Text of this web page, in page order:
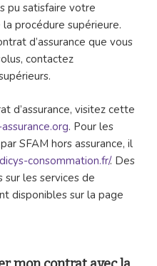
pu satisfaire votre
procédure supérieure.
d’assurance que vous
contactez
d’assurance, visitez cette
. Pour les
SFAM hors assurance, il
consommation.fr/. Des
les services de
disponibles sur la page